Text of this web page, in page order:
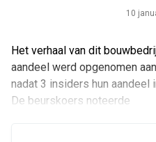
10
Het verhaal van dit
aandeel werd opgenomen
nadat 3 insiders hun
De beurskoers noteerde